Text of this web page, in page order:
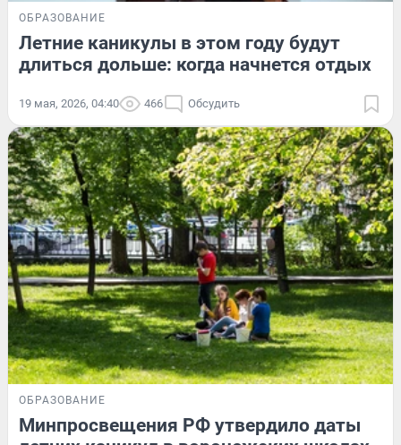
ОБРАЗОВАНИЕ
Летние каникулы в этом году будут
длиться дольше: когда начнется отдых
19 мая, 2026, 04:40 466 Обсудить
ОБРАЗОВАНИЕ
Минпросвещения РФ утвердило даты